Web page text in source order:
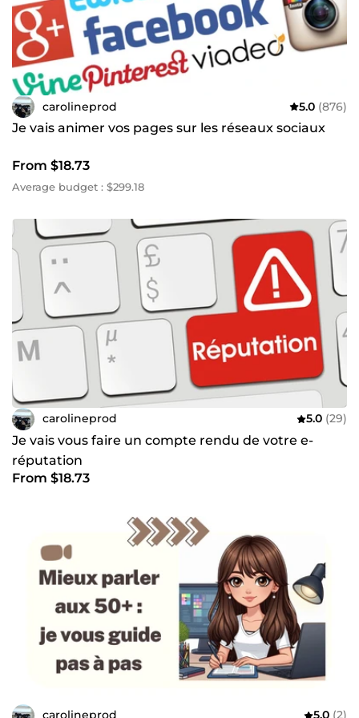
compétences vidéo à votre service pour la création de
spots publicitaires ou l'ajout de sous-titres.
N'hésitez pas à me contacter pour toute question ou
consultation !
carolineprod 5.0 (876)
Je vais animer vos pages sur les réseaux sociaux
From $18.73
Average budget : $299.18
carolineprod 5.0 (29)
Je vais vous faire un compte rendu de votre e-
réputation
From $18.73
carolineprod 5.0 (2)